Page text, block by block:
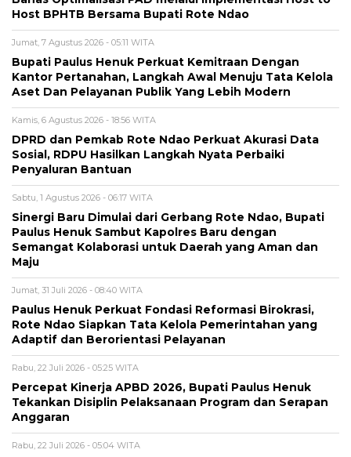
Host BPHTB Bersama Bupati Rote Ndao
Jumat, 7 Agustus 2026 - 05:11 WITA
Bupati Paulus Henuk Perkuat Kemitraan Dengan
Kantor Pertanahan, Langkah Awal Menuju Tata Kelola
Aset Dan Pelayanan Publik Yang Lebih Modern
Kamis, 6 Agustus 2026 - 18:56 WITA
DPRD dan Pemkab Rote Ndao Perkuat Akurasi Data
Sosial, RDPU Hasilkan Langkah Nyata Perbaiki
Penyaluran Bantuan
Sabtu, 1 Agustus 2026 - 06:17 WITA
Sinergi Baru Dimulai dari Gerbang Rote Ndao, Bupati
Paulus Henuk Sambut Kapolres Baru dengan
Semangat Kolaborasi untuk Daerah yang Aman dan
Maju
Jumat, 31 Juli 2026 - 08:40 WITA
Paulus Henuk Perkuat Fondasi Reformasi Birokrasi,
Rote Ndao Siapkan Tata Kelola Pemerintahan yang
Adaptif dan Berorientasi Pelayanan
Rabu, 22 Juli 2026 - 05:25 WITA
Percepat Kinerja APBD 2026, Bupati Paulus Henuk
Tekankan Disiplin Pelaksanaan Program dan Serapan
Anggaran
Rabu, 22 Juli 2026 - 05:04 WITA